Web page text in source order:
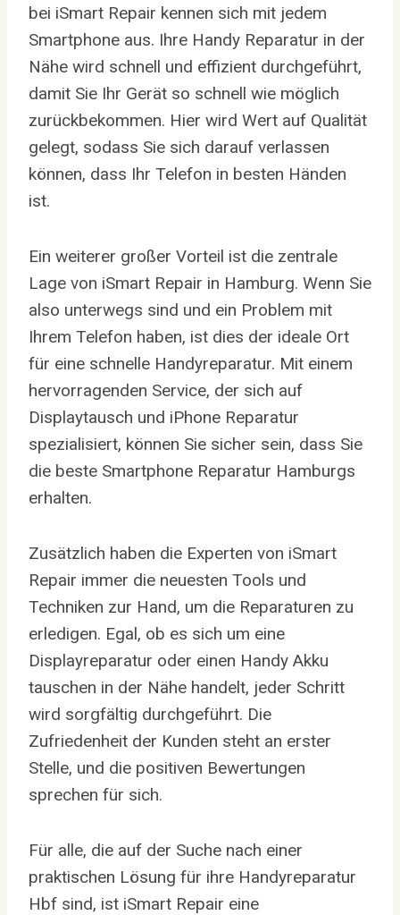
bei iSmart Repair kennen sich mit jedem
Smartphone aus. Ihre Handy Reparatur in der
Nähe wird schnell und effizient durchgeführt,
damit Sie Ihr Gerät so schnell wie möglich
zurückbekommen. Hier wird Wert auf Qualität
gelegt, sodass Sie sich darauf verlassen
können, dass Ihr Telefon in besten Händen
ist.
Ein weiterer großer Vorteil ist die zentrale
Lage von iSmart Repair in Hamburg. Wenn Sie
also unterwegs sind und ein Problem mit
Ihrem Telefon haben, ist dies der ideale Ort
für eine schnelle Handyreparatur. Mit einem
hervorragenden Service, der sich auf
Displaytausch und iPhone Reparatur
spezialisiert, können Sie sicher sein, dass Sie
die beste Smartphone Reparatur Hamburgs
erhalten.
Zusätzlich haben die Experten von iSmart
Repair immer die neuesten Tools und
Techniken zur Hand, um die Reparaturen zu
erledigen. Egal, ob es sich um eine
Displayreparatur oder einen Handy Akku
tauschen in der Nähe handelt, jeder Schritt
wird sorgfältig durchgeführt. Die
Zufriedenheit der Kunden steht an erster
Stelle, und die positiven Bewertungen
sprechen für sich.
Für alle, die auf der Suche nach einer
praktischen Lösung für ihre Handyreparatur
Hbf sind, ist iSmart Repair eine